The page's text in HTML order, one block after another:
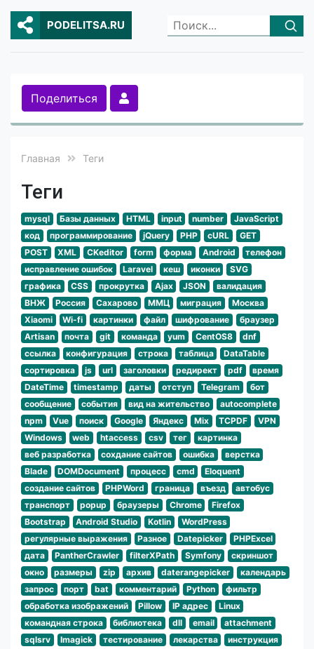
PODELITSA.RU
Поделиться
Главная Теги
Теги
mysql Базы данных HTML input number
JavaScript
код
программирование jQuery PHP cURL
GET
POST
XML CKeditor form форма Android
телефон
исправление ошибок
Laravel кеш иконки
SVG
графика
CSS прокрутка Ajax JSON
валидация
ВНЖ
Россия Сахарово ММЦ миграция
Москва
Xiaomi
Wi-fi картинки файл шифрование
браузер
Artisan
почта git команда yum CentOS8
dnf
ссылка
конфигурация строка таблица
DataTable
сортировка
js url заголовки редирект pdf
время
DateTime
timestamp даты отступ Telegram
бот
сообщение
события вид на жительство
autocomplete
npm
Vue поиск Google Яндекс Mix TCPDF
VPN
Windows
web htaccess csv тег
картинка
веб разработка
сохдание сайтов ошибка
верстка
Blade
DOMDocument процесс cmd
Eloquent
создание сайтов
PHPWord граница въезд
автобус
транспорт
popup браузеры Chrome
Firefox
Bootstrap
Android Studio Kotlin
WordPress
регулярные выражения
Разное Datepicker
PHPExcel
дата
PantherCrawler filterXPath Symfony
скриншот
окно
размеры zip архив daterangepicker
календарь
запрос
порт bat комментарий Python
фильтр
обработка изображений
Pillow IP адрес
Linux
командная строка
библиотека dll email
attachment
sqlsrv
Imagick тестирование лекарства
инструкция